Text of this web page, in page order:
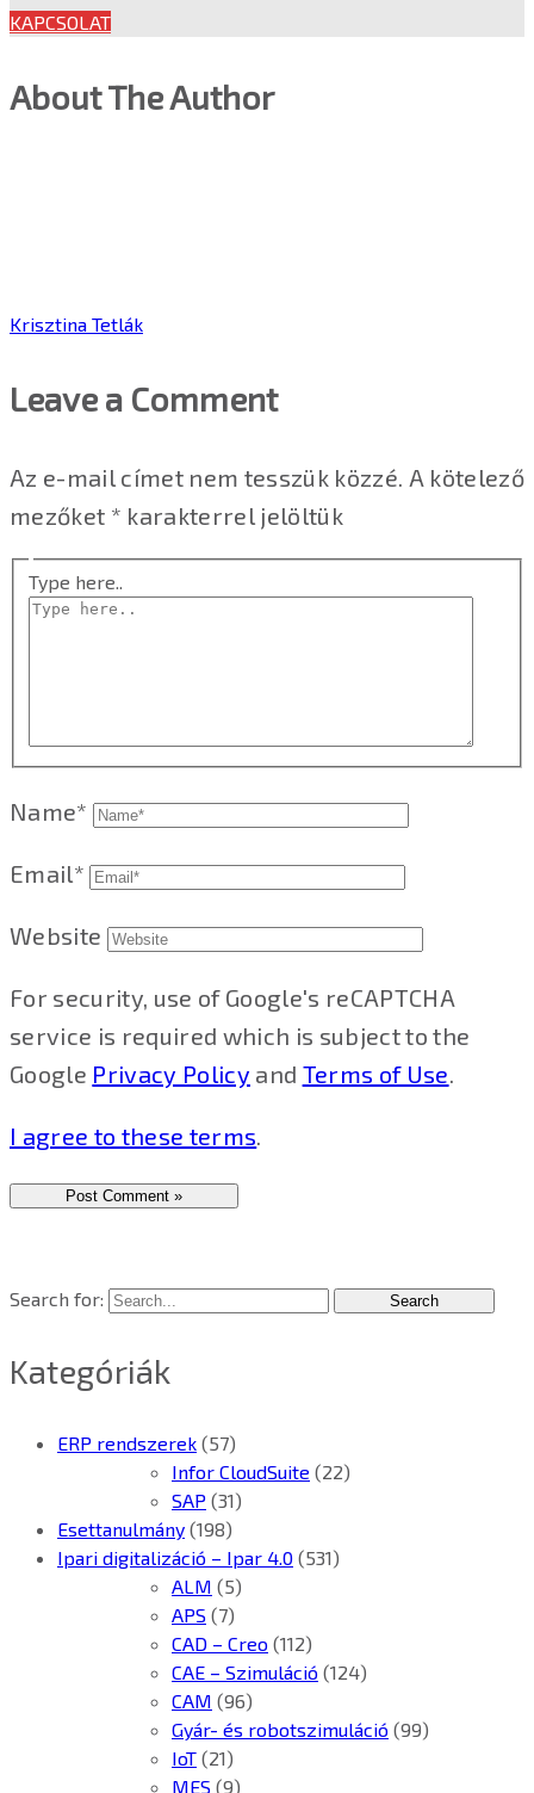
KAPCSOLAT
About The Author
Krisztina Tetlák
Leave a Comment
Az e-mail címet nem tesszük közzé. A kötelező
mezőket * karakterrel jelöltük
Type here..
Name*
Email*
Website
For security, use of Google's reCAPTCHA
service is required which is subject to the
Google Privacy Policy and Terms of Use.
I agree to these terms.
Search for:
Kategóriák
ERP rendszerek (57)
Infor CloudSuite (22)
SAP (31)
Esettanulmány (198)
Ipari digitalizáció – Ipar 4.0 (531)
ALM (5)
APS (7)
CAD – Creo (112)
CAE – Szimuláció (124)
CAM (96)
Gyár- és robotszimuláció (99)
IoT (21)
MES (9)